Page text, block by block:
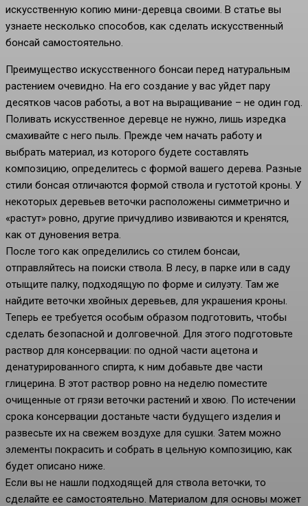
искусственную копию мини-деревца своими. В статье вы
узнаете несколько способов, как сделать искусственный
бонсай самостоятельно.
Преимущество искусственного бонсаи перед натуральным
растением очевидно. На его создание у вас уйдет пару
десятков часов работы, а вот на выращивание – не один год.
Поливать искусственное деревце не нужно, лишь изредка
смахивайте с него пыль. Прежде чем начать работу и
выбрать материал, из которого будете составлять
композицию, определитесь с формой вашего дерева. Разные
стили бонсая отличаются формой ствола и густотой кроны. У
некоторых деревьев веточки расположены симметрично и
«растут» ровно, другие причудливо извиваются и кренятся,
как от дуновения ветра.
После того как определились со стилем бонсаи,
отправляйтесь на поиски ствола. В лесу, в парке или в саду
отыщите палку, подходящую по форме и силуэту. Там же
найдите веточки хвойных деревьев, для украшения кроны.
Теперь ее требуется особым образом подготовить, чтобы
сделать безопасной и долговечной. Для этого подготовьте
раствор для консервации: по одной части ацетона и
денатурированного спирта, к ним добавьте две части
глицерина. В этот раствор ровно на неделю поместите
очищенные от грязи веточки растений и хвою. По истечении
срока консервации достаньте части будущего изделия и
развесьте их на свежем воздухе для сушки. Затем можно
элементы покрасить и собрать в цельную композицию, как
будет описано ниже.
Если вы не нашли подходящей для ствола веточки, то
сделайте ее самостоятельно. Материалом для основы может